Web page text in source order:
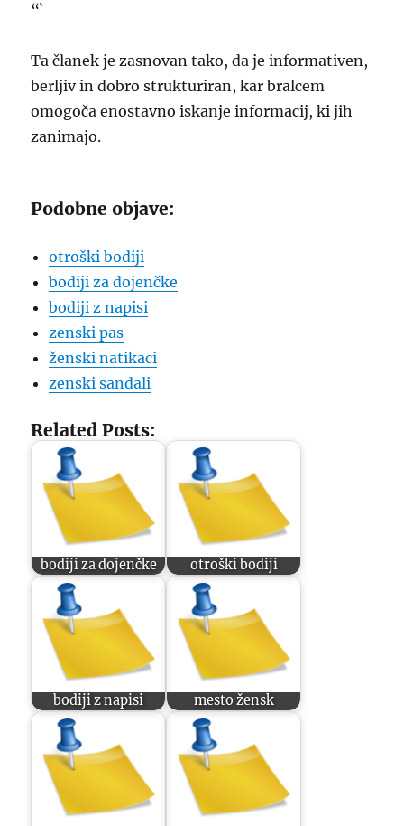
“`
Ta članek je zasnovan tako, da je informativen,
berljiv in dobro strukturiran, kar bralcem
omogoča enostavno iskanje informacij, ki jih
zanimajo.
Podobne objave:
otroški bodiji
bodiji za dojenčke
bodiji z napisi
zenski pas
ženski natikaci
zenski sandali
Related Posts:
bodiji za dojenčke otroški bodiji
bodiji z napisi mesto žensk